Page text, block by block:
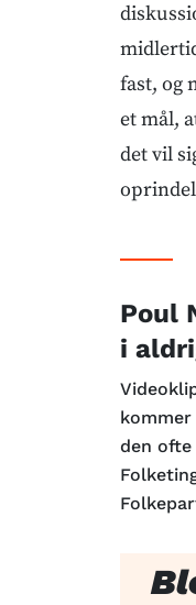
fast, og
et mål,
det vil
Poul
i
kommer
den